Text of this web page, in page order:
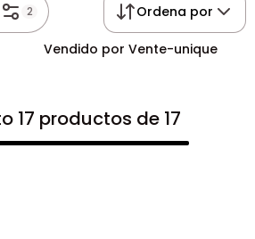
2 Ordena por
Vendido por Vente-unique
17 productos de 17